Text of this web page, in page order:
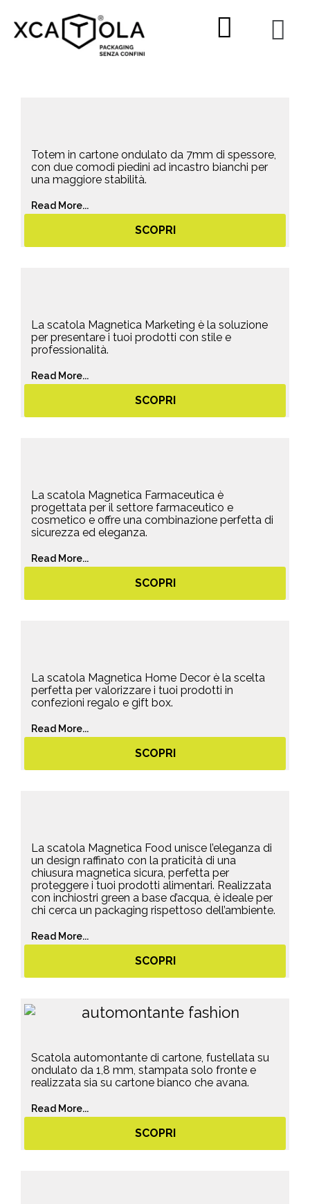
contenuto
Totem in cartone ondulato da 7mm di spessore,
con due comodi piedini ad incastro bianchi per
una maggiore stabilità.
Read More...
SCOPRI
La scatola Magnetica Marketing è la soluzione
per presentare i tuoi prodotti con stile e
professionalità.
Read More...
SCOPRI
La scatola Magnetica Farmaceutica è
progettata per il settore farmaceutico e
cosmetico e offre una combinazione perfetta di
sicurezza ed eleganza.
Read More...
SCOPRI
La scatola Magnetica Home Decor è la scelta
perfetta per valorizzare i tuoi prodotti in
confezioni regalo e gift box.
Read More...
SCOPRI
La scatola Magnetica Food unisce l’eleganza di
un design raffinato con la praticità di una
chiusura magnetica sicura, perfetta per
proteggere i tuoi prodotti alimentari. Realizzata
con inchiostri green a base d’acqua, è ideale per
chi cerca un packaging rispettoso dell’ambiente.
Read More...
SCOPRI
Scatola automontante di cartone, fustellata su
ondulato da 1,8 mm, stampata solo fronte e
realizzata sia su cartone bianco che avana.
Read More...
SCOPRI